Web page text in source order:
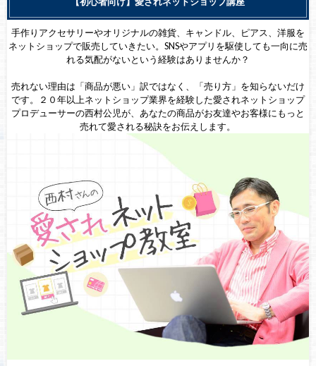
手作りアクセサリーやオリジナルの雑貨、キャンドル、ピアス、洋服を
ネットショップで販売していきたい。SNSやアプリを駆使しても一向に売
れる気配がないという経験はありませんか？
売れない理由は「商品が悪い」訳ではなく、「売り方」を知らないだけ
です。２０年以上ネットショップ業界を経験した愛されネットショップ
プロデューサーの西村公児が、あなたの商品がお友達やお客様にもっと
売れて愛される秘訣をお伝えします。